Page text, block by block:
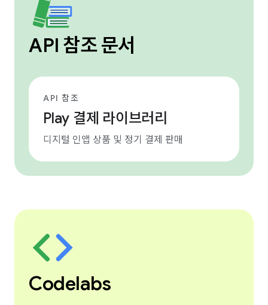
API 참조 문서
API 참조
Play 결제 라이브러리
디지털 인앱 상품 및 정기 결제 판매
Codelabs